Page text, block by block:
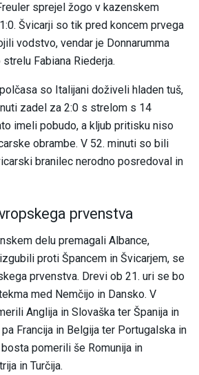
sprejel žogo v kazenskem
Švicarji so tik pred koncem prvega
vodstvo, vendar je Donnarumma
Fabiana Riederja.
so Italijani doživeli hladen tuš,
zadel za 2:0 s strelom s 14
imeli pobudo, a kljub pritisku niso
obrambe. V 52. minuti so bili
branilec nerodno posredoval in
prvenstva
delu premagali Albance,
proti Špancem in Švicarjem, se
prvenstva. Drevi ob 21. uri se bo
med Nemčijo in Dansko. V
Anglija in Slovaška ter Španija in
Francija in Belgija ter Portugalska in
pomerili še Romunija in
in Turčija.